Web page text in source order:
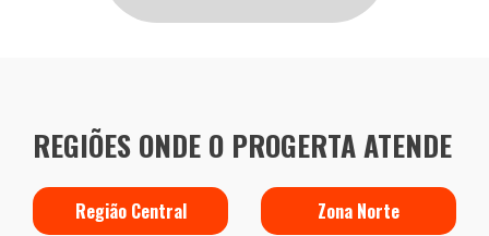
REGIÕES ONDE O PROGERTA ATENDE
Região Central Zona Norte